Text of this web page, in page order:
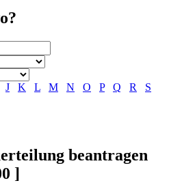
J K L M N O P Q R
S
beantragen
]